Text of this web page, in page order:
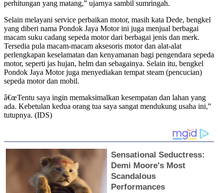
perhitungan yang matang,” ujarnya sambil sumringah.
Selain melayani service perbaikan motor, masih kata Dede, bengkel
yang diberi nama Pondok Jaya Motor ini juga menjual berbagai
macam suku cadang sepeda motor dari berbagai jenis dan merk.
Tersedia pula macam-macam aksesoris motor dan alat-alat
perlengkapan keselamatan dan kenyamanan bagi pengendara sepeda
motor, seperti jas hujan, helm dan sebagainya. Selain itu, bengkel
Pondok Jaya Motor juga menyediakan tempat steam (pencucian)
sepeda motor dan mobil.
â€œTentu saya ingin memaksimalkan kesempatan dan lahan yang
ada. Kebetulan kedua orang tua saya sangat mendukung usaha ini,”
tutupnya. (IDS)